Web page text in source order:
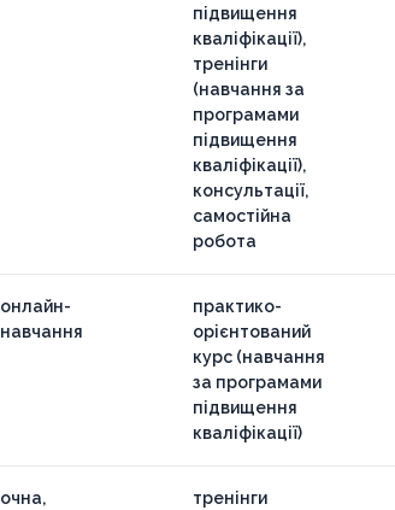
підвищення
кваліфікації),
тренінги
(навчання за
програмами
підвищення
кваліфікації),
консультації,
самостійна
робота
онлайн-
навчання
практико-
орієнтований
курс (навчання
за програмами
підвищення
кваліфікації)
очна,
тренінги